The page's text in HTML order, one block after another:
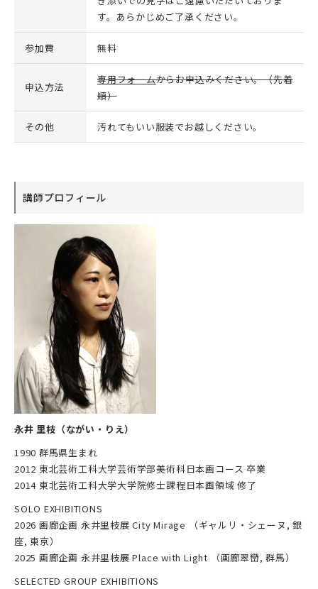
す。あらかじめご了承ください。
参加費 無料
申込方法
専用フォームからお申込みください。（先着
順）
その他 汚れてもいい服装でお越しください。
講師プロフィール
永井 里枝（ながい・りえ）
1990 群馬県生まれ
2012 東北芸術工科大学芸術学部美術科日本画コース 卒業
2014 東北芸術工科大学大学院修士課程日本画領域 修了
SOLO EXHIBITIONS
2026 画廊企画 永井里枝展 City Mirage （ギャルリ・シェーヌ, 銀
座, 東京）
2025 画廊企画 永井里枝展 Place with Light （画廊翠巒, 群馬）
SELECTED GROUP EXHIBITIONS